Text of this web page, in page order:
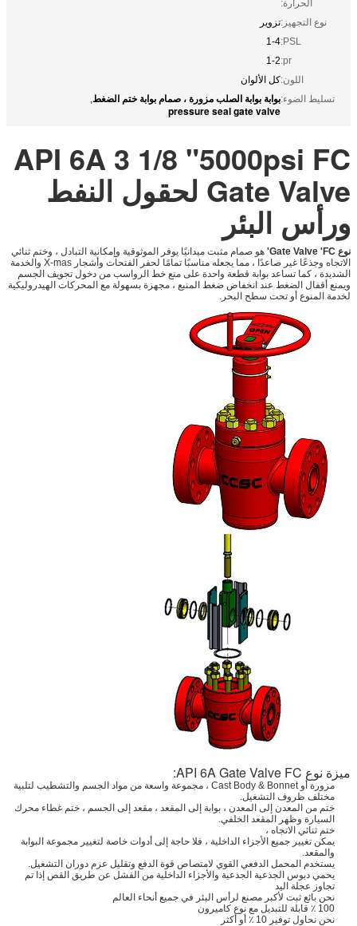
الحرارة:
نوع التجهيز:تزوير
PSL:
1-4
pr:
1-2
اللون:كل الألوان
تسليط الضوء:بوابة بوابة الصلب مزورة ، صمام بوابة ختم الضغط,
pressure seal gate valve
API 6A 3 1/8 "5000psi FC
Gate Valve لحقول النفط
ورأس البئر
نوع Gate Valve 'FC'
هو صمام مثبت ميدانيًا يوفر الموثوقية وإمكانية التبادل ، وختم ثنائي
الاتجاه وجذعًا غير صاعدًا ، مما يجعله مناسبًا تمامًا لحفر الفتحات وأشجار X-mas والخدمة
الشديدة ، كما تساعد بوابة قطعة واحدة على منع خط الرواسب من دخول تجويف الجسم
ويمنع أقفال الضغط عند انخفاض ضغط المنبع ، مجهزة بسهولة مع المحركات الهيدروليكية
لخدمة المنوع أو تحت سطح البحر.
ميزة نوع API 6A Gate Valve FC:
مزورة أو Cast Body & Bonnet ، مجموعة واسعة من مواد الجسم والتشطيب لتلبية
مختلف ظروف التشغيل.
ختم من المعدن إلى المعدن ، بوابة إلى المقعد ، مقعد إلى الجسم ، ختم غطاء محرك
السيارة وظهر المقعد الخلفي.
ختم ثنائي الاتجاه ،
يمكن تغيير جميع الأجزاء الداخلية ، فلا حاجة إلى أدوات خاصة لتغيير مجموعة البوابة
والمقعد.
يستخدم المحمل الدفعي القوي لامتصاص قوة الدفع وتقليل عزم دوران التشغيل.
يحمي دبوس الجذعية الجذعية والأجزاء الداخلية من الفشل عن طريق القص إذا تم
تجاوز عجلة اليد
نحن بائع ثبت لأكبر مصنع لرأس البئر في جميع أنحاء العالم
100 ٪ قابلة للتبديل مع نوع كاميرون
نحن نحاول توفير 10 ٪ أو أكثر